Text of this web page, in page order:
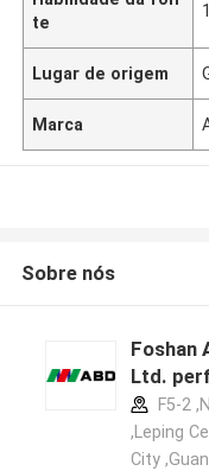
te
Lugar de origem
Marca
Sobre nós
Foshan
Ltd.
F5-2
,Leping
City